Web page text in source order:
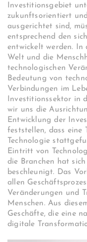
Investitionsgebiet
zukunftsorientiert
ausgerichtet sind,
entsprechend den
entwickelt werden. In
Welt und die
technologischen
Bedeutung von
Verbindungen im
Investitionssektor in
wir uns die
Entwicklung der
feststellen, dass
Technologie
Eintritt von
die Branchen hat
beschleunigt. Das
allen
Veränderungen und
Menschen. Aus
Geschäfte, die eine
digitale